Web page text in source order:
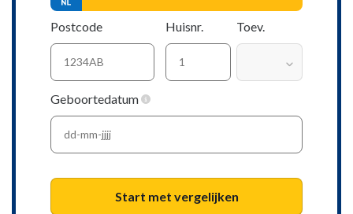
Postcode Huisnr. Toev.
Geboortedatum
Start met vergelijken